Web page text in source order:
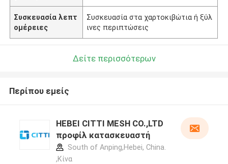
Συσκευασία λεπτ
ομέρειες
Συσκευασία στα χαρτοκιβώτια ή ξύλ
ινες περιπτώσεις
Δείτε περισσότερων
Περίπου εμείς
HEBEI CITTI MESH CO.,LTD
προφίλ κατασκευαστή
South of Anping,Hebei, China.
,Κίνα